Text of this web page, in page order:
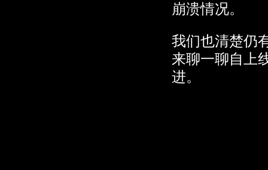
崩溃情况。
我们也清楚仍
来聊一聊自上
进。